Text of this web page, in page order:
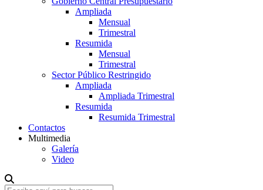
Ampliada
Mensual
Trimestral
Resumida
Mensual
Trimestral
Sector Público Restringido
Ampliada
Ampliada Trimestral
Resumida
Resumida Trimestral
Contactos
Multimedia
Galería
Video